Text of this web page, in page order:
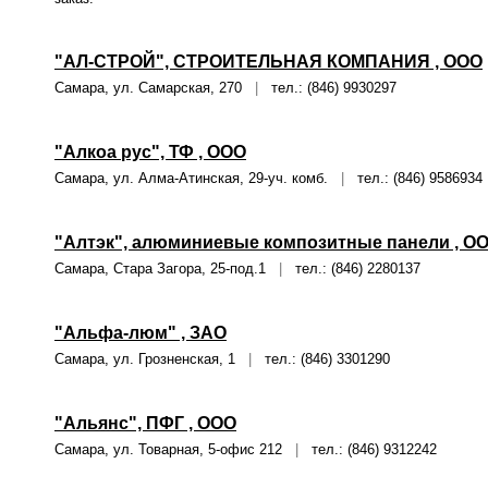
"АЛ-СТРОЙ", СТРОИТЕЛЬНАЯ КОМПАНИЯ , ООО
Самара, ул. Самарская, 270 тел.: (846) 9930297
"Алкоа рус", ТФ , ООО
Самара, ул. Алма-Атинская, 29-уч. комб. тел.: (846) 9586934
"Алтэк", алюминиевые композитные панели ,
Самара, Стара Загора, 25-под.1 тел.: (846) 2280137
"Альфа-люм" , ЗАО
Самара, ул. Грозненская, 1 тел.: (846) 3301290
"Альянс", ПФГ , ООО
Самара, ул. Товарная, 5-офис 212 тел.: (846) 9312242